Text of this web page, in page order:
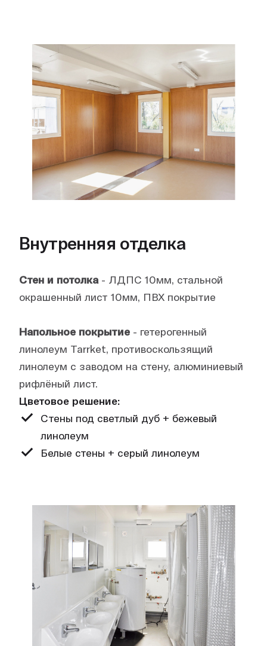
Внутренняя отделка
Стен и потолка- ЛДПС 10мм, стальной
окрашенный лист 10мм, ПВХ покрытие
Напольное покрытие- гетерогенный
линолеум Tarrket, противоскользящий
линолеум с заводом на стену, алюминиевый
рифлёный лист.
Цветовое решение:
Стены под светлый дуб + бежевый
линолеум
Белые стены + серый линолеум